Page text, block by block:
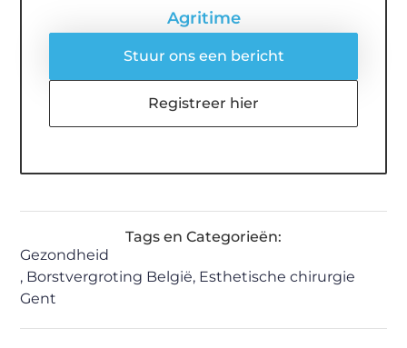
Agritime
Stuur ons een bericht
Registreer hier
Tags en Categorieën:
Gezondheid
, Borstvergroting België, Esthetische chirurgie
Gent